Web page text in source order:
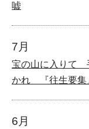
嘘
7月
宝の山に入りて
かれ 『往生要
6月